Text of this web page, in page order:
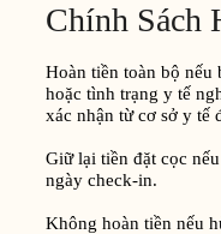
Chính Sách
Hoàn tiền toàn bộ nếu
hoặc tình trạng y tế
xác nhận từ cơ sở y tế
Giữ lại tiền đặt cọc
ngày check-in.
Không hoàn tiền nếu